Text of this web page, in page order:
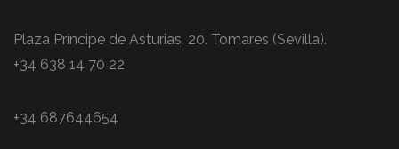
Plaza Príncipe de Asturias, 20. Tomares (Sevilla).
+34 638 14 70 22
+34 687644654